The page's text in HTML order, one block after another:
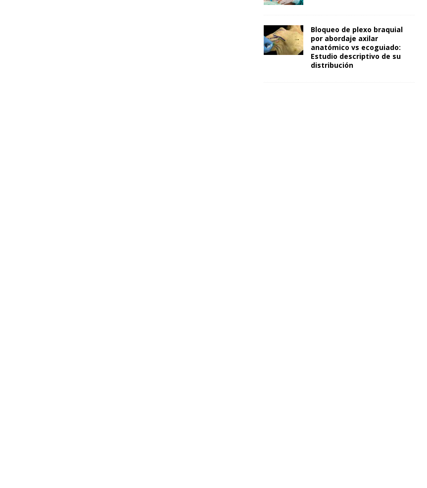
Bloqueo de plexo braquial
por abordaje axilar
anatómico vs ecoguiado:
Estudio descriptivo de su
distribución